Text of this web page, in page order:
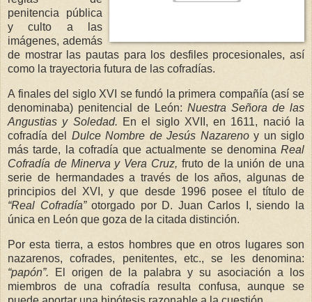
penitencia pública
y culto a las
imágenes, además
de mostrar las pautas para los desfiles procesionales, así
como la trayectoria futura de las cofradías.
A finales del siglo XVI se fundó la primera compañía (así se
denominaba) penitencial de León: Nuestra Señora de las
Angustias y Soledad. En el siglo XVII, en 1611, nació la
cofradía del Dulce Nombre de Jesús Nazarenoy un siglo
más tarde, la cofradía que actualmente se denomina Real
Cofradía de Minerva y Vera Cruz, fruto de la unión de una
serie de hermandades a través de los años, algunas de
principios del XVI, y que desde 1996 posee el título de
“Real Cofradía”otorgado por D. Juan Carlos I, siendo la
única en León que goza de la citada distinción.
Por esta tierra, a estos hombres que en otros lugares son
nazarenos, cofrades, penitentes, etc., se les denomina:
“papón”. El origen de la palabra y su asociación a los
miembros de una cofradía resulta confusa, aunque se